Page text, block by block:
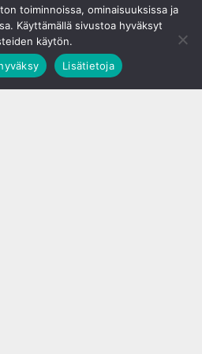
toiminnoissa, ominaisuuksissa ja
Käyttämällä sivustoa hyväksyt
käytön.
Lisätietoja